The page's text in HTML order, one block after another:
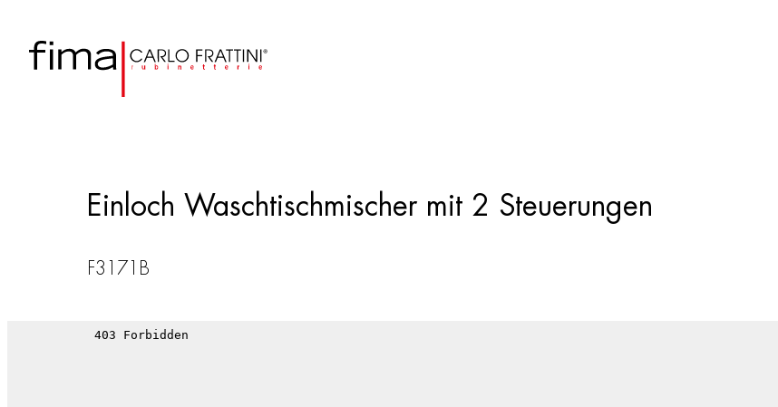
Einloch Waschtischmischer mit 2 Steuerungen
F3171B